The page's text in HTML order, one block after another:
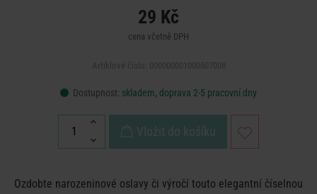
29 Kč
cena včetně DPH
Dostupnost: skladem, doprava 2-5 pracovní dny
Vložit do košíku
Ozdobte narozeninové oslavy či výročí touto elegantní číselnou